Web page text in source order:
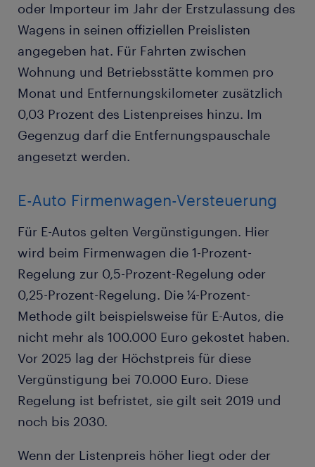
oder Importeur im Jahr der Erstzulassung des
Wagens in seinen offiziellen Preislisten
angegeben hat. Für Fahrten zwischen
Wohnung und Betriebsstätte kommen pro
Monat und Entfernungskilometer zusätzlich
0,03 Prozent des Listenpreises hinzu. Im
Gegenzug darf die Entfernungspauschale
angesetzt werden.
E-Auto Firmenwagen-Versteuerung
Für E-Autos gelten Vergünstigungen. Hier
wird beim Firmenwagen die 1-Prozent-
Regelung zur 0,5-Prozent-Regelung oder
0,25-Prozent-Regelung. Die ¼-Prozent-
Methode gilt beispielsweise für E-Autos, die
nicht mehr als 100.000 Euro gekostet haben.
Vor 2025 lag der Höchstpreis für diese
Vergünstigung bei 70.000 Euro. Diese
Regelung ist befristet, sie gilt seit 2019 und
noch bis 2030.
Wenn der Listenpreis höher liegt oder der